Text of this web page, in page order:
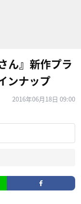
ん』新作プラ
ンナップ
2016年06月18日 09:00